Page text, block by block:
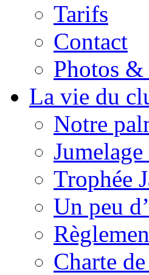
Tarifs
Contact
Photos &
La vie du
Notre
Trophée
Un peu
Charte